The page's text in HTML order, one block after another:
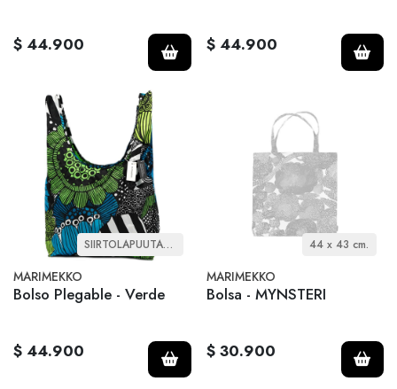
$ 44.900 $ 44.900
SIIRTOLAPUUTARHA
MARIMEKKO
Bolso Plegable - Verde
$ 44.900
44 x 43 cm.
MARIMEKKO
Bolsa - MYNSTERI
$ 30.900